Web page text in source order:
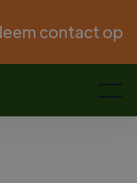
contact op